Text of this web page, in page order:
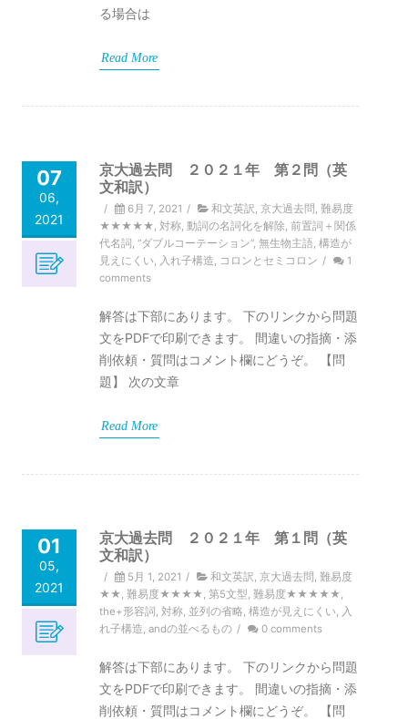
る場合は
Read More
07
06,
2021
京大過去問 ２０２１年 第２問（英
文和訳）
/ 6月 7, 2021 / 和文英訳, 京大過去問 , 難易度
★★★★★, 対称, 動詞の名詞化を解除, 前置詞＋関係
代名詞 , “ダブルコーテーション”, 無生物主語, 構造が
見えにくい, 入れ子構造, コロンとセミコロン /
1
comments
解答は下部にあります。 下のリンクから問題
文をPDFで印刷できます。 間違いの指摘・添
削依頼・質問はコメント欄にどうぞ。 【問
題】 次の文章
Read More
01
05,
2021
京大過去問 ２０２１年 第１問（英
文和訳）
/ 5月 1, 2021 / 和文英訳, 京大過去問 , 難易度
★★, 難易度★★★★, 第5文型, 難易度★★★★★,
the+形容詞 , 対称, 並列の省略, 構造が見えにくい, 入
れ子構造, andの並べるもの / 0 comments
解答は下部にあります。 下のリンクから問題
文をPDFで印刷できます。 間違いの指摘・添
削依頼・質問はコメント欄にどうぞ。 【問